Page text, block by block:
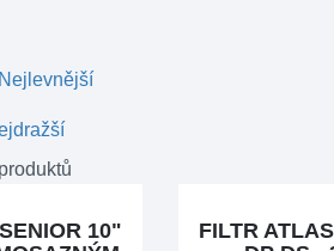
Nejlevnější
10"
FILTR